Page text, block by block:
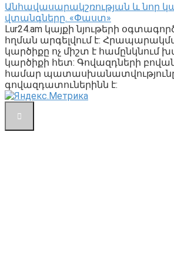
Անհավասարակշռության և նոր
վտանգները. «Փաստ»
Lur24.am կայքի նյութերի
հղման արգելվում է:
կարծիքը ոչ միշտ է համընկնում
կարծիքի հետ: Գովազդների
համար
գովազդատուներինն է: